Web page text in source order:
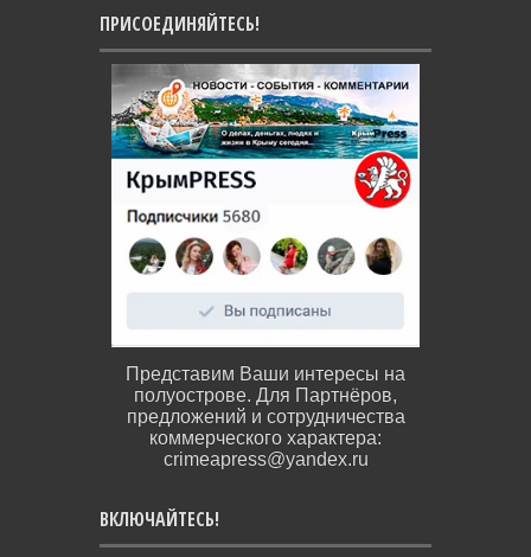
ПРИСОЕДИНЯЙТЕСЬ!
Представим Ваши интересы на
полуострове. Для Партнёров,
предложений и сотрудничества
коммерческого характера:
crimeapress@yandex.ru
ВКЛЮЧАЙТЕСЬ!